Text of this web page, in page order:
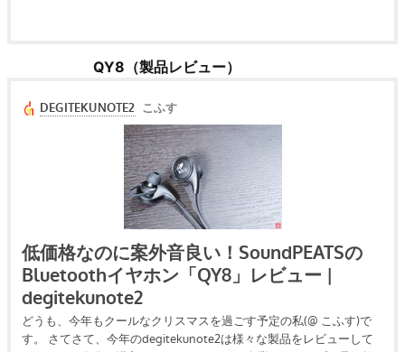
QY8（製品レビュー）